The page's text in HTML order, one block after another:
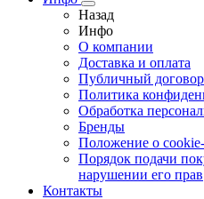
Назад
Инфо
О компании
Доставка и оплата
Публичный договор
Политика
Обработка
Бренды
Положение о
Порядок подачи
нарушении его прав
Контакты